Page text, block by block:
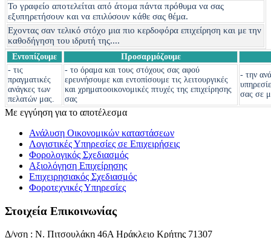
To γραφείο αποτελείται από άτομα πάντα πρόθυμα να σας
εξυπηρετήσουν και να επιλύσουν κάθε σας θέμα.
Εχοντας σαν τελικό στόχο μια πιο κερδοφόρα επιχείρηση και με την
καθοδήγηση του ιδρυτή της....
Εντοπίζουμε
Προσαρμόζουμε
- τις
πραγματικές
ανάγκες των
πελατών μας.
- το όραμα και τους στόχους σας αφού
ερευνήσουμε και εντοπίσουμε τις λειτουργικές
και χρηματοοικονομικές πτυχές της επιχείρησης
σας
- την
σας σε
Με εγγύηση για το αποτέλεσμα
Ανάλυση Οικονομικών καταστάσεων
Λογιστικές Υπηρεσίες σε Επιχειρήσεις
Φορολογικός Σχεδιασμός
Αξιολόγηση Επιχείρησης
Επιχειρησιακός Σχεδιασμός
Φοροτεχνικές Υπηρεσίες
Στοιχεία Επικοινωνίας
Δ/νση : Ν. Πιτσουλάκη 46Α Ηράκλειο Κρήτης 71307